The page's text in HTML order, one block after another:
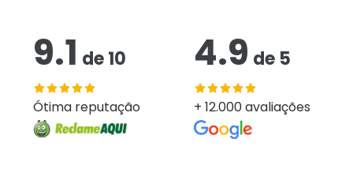
9.1 de10
Ótima reputação
4.9 de 5
+ 12.000 avaliações